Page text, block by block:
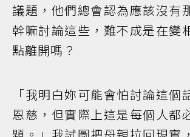
議題，他們總會認為應該沒有
幹嘛討論這些，難不成是在變
點離開嗎？
「我明白妳可能會怕討論這個
恩慈，但實際上這是每個人都